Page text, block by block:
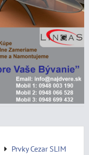
Prvky Cezar SLIM